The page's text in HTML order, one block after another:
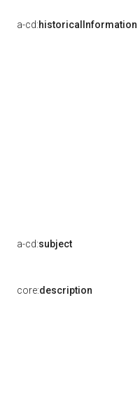
a-cd:historicalInformation
a-cd:subject
core:description